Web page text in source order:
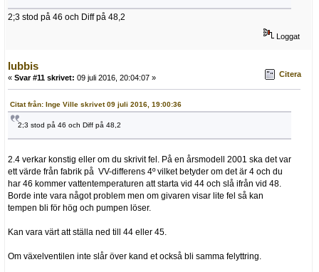
2;3 stod på 46 och Diff på 48,2
Loggat
lubbis
« Svar #11 skrivet: 09 juli 2016, 20:04:07 » Citera
Citat från: Inge Ville skrivet 09 juli 2016, 19:00:36
2;3 stod på 46 och Diff på 48,2
2.4 verkar konstig eller om du skrivit fel. På en årsmodell 2001 ska det var
ett värde från fabrik på VV-differens 4º vilket betyder om det är 4 och du
har 46 kommer vattentemperaturen att starta vid 44 och slå ifrån vid 48.
Borde inte vara något problem men om givaren visar lite fel så kan
tempen bli för hög och pumpen löser.
Kan vara värt att ställa ned till 44 eller 45.
Om växelventilen inte slår över kand et också bli samma felyttring.